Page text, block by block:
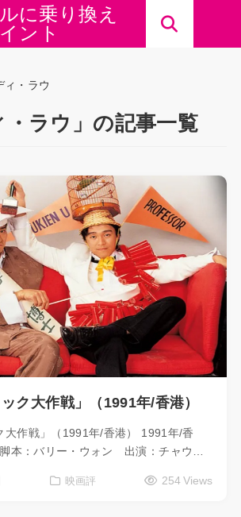
に乗り換え
ント
ィ・ラウ
・ラウ」の記事一覧
ク大作戦」（1991年/香港）
大作戦」（1991年/香港） 1991年/香
本：バリー・ウォン 出演：チャウ…
映画評 254 Views